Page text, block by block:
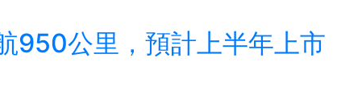
950公里，預計上半年上市